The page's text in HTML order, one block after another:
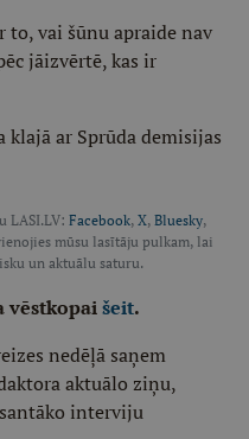
to, vai šūnu apraide nav
jāizvērtē, kas ir
ar Sprūda demisijas
LASI.LV: Facebook, X, Bluesky,
mūsu lasītāju pulkam, lai
un aktuālu saturu.
vēstkopaišeit.
nedēļā saņem
aktuālo ziņu,
interviju